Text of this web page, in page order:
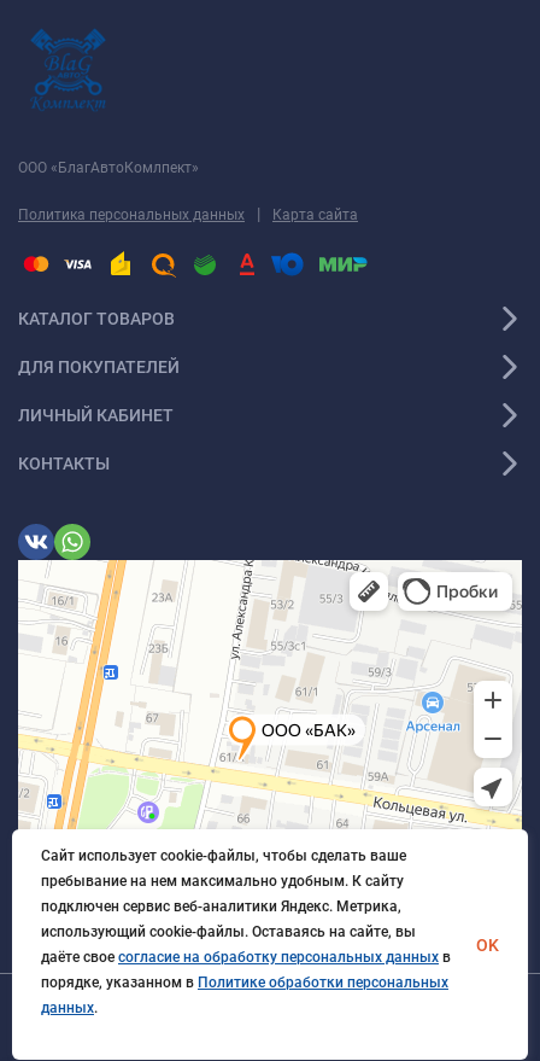
ООО «БлагАвтоКомлпект»
Политика персональных данных | Карта сайта
КАТАЛОГ ТОВАРОВ
ДЛЯ ПОКУПАТЕЛЕЙ
ЛИЧНЫЙ КАБИНЕТ
КОНТАКТЫ
Сайт использует cookie-файлы, чтобы сделать ваше
пребывание на нем максимально удобным. К cайту
подключен сервис веб-аналитики Яндекс. Метрика,
использующий cookie-файлы. Оставаясь на сайте, вы
даёте свое согласие на обработку персональных данных в
порядке, указанном в Политике обработки персональных
данных.
OK